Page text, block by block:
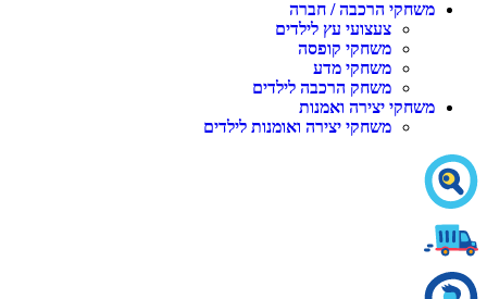
משחקי הרכבה / חברה
צעצועי עץ לילדים
משחקי קופסה
משחקי מדע
משחק הרכבה לילדים
משחקי יצירה ואמנות
משחקי יצירה ואומנות לילדים